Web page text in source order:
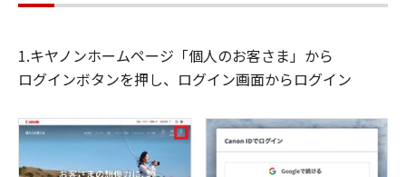
1.キヤノンホームページ「個人のお客さま」から
ログインボタンを押し、ログイン画面からログイン